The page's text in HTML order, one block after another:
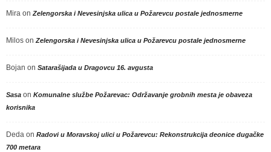
Mira onZelengorska i Nevesinjska ulica u Požarevcu postale jednosmerne
Milos onZelengorska i Nevesinjska ulica u Požarevcu postale jednosmerne
Bojan on Satarašijada u Dragovcu 16. avgusta
Sasa on Komunalne službe Požarevac: Održavanje grobnih mesta je obaveza
korisnika
Deda on Radovi u Moravskoj ulici u Požarevcu: Rekonstrukcija deonice dugačke
700 metara